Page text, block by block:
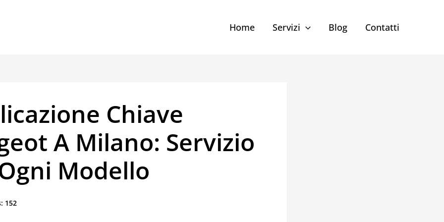
Home Servizi Blog Contatti
Chiave
A Milano: Servizio
Modello
152